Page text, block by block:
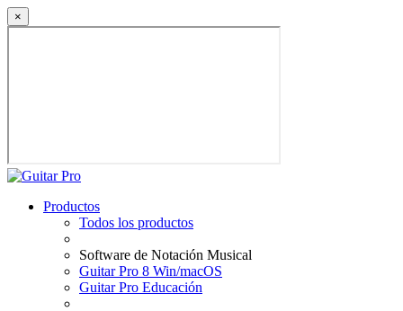
×
Productos
Todos los productos
Software de Notación Musical
Guitar Pro 8 Win/macOS
Guitar Pro Educación